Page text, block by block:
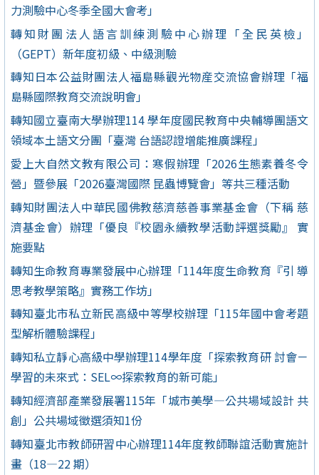
力測驗中心冬季全國大會考」
轉知財團法人語言訓練測驗中心辦理「全民英檢」
（GEPT）新年度初級、中級測驗
轉知日本公益財團法人福島縣觀光物産交流協會辦理「福
島縣國際教育交流說明會」
轉知國立臺南大學辦理114 學年度國民教育中央輔導團語文
領域本土語文分團「臺灣 台語認證增能推廣課程」
愛上大自然文教有限公司：寒假辦理「2026生態素養冬令
營」暨參展「2026臺灣國際 昆蟲博覽會」等共三種活動
轉知財團法人中華民國佛教慈濟慈善事業基金會（下稱 慈
濟基金會）辦理「優良『校園永續教學活動評選獎勵』 實
施要點
轉知生命教育專業發展中心辦理「114年度生命教育『引 導
思考教學策略』實務工作坊」
轉知臺北市私立新民高級中等學校辦理「115年國中會考題
型解析體驗課程」
轉知私立靜心高級中學辦理114學年度「探索教育研 討會－
學習的未來式：SEL∞探索教育的新可能」
轉知經濟部產業發展署115年「城市美學—公共場域設計 共
創」公共場域徵選須知1份
轉知臺北市教師研習中心辦理114年度教師聯誼活動實施計
畫（18—22 期）